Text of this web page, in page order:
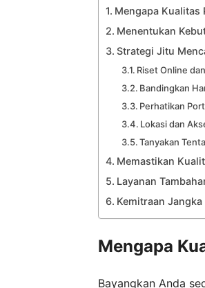
Mengapa Kualitas
Menentukan
Strategi Jitu
Riset Online
Bandingkan
Perhatikan
Lokasi dan
Tanyakan
Memastikan
Layanan
Kemitraan
Mengapa
Bayangkan Anda